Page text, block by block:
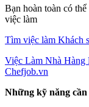
Bạn hoàn toàn có
việc làm
Tìm việc làm Khách
Việc Làm Nhà Hàng
Chefjob.vn
Những kỹ năng cần